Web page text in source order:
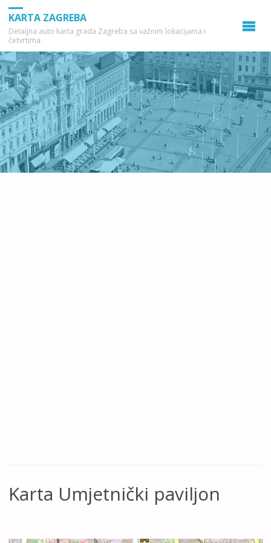
KARTA ZAGREBA
Detaljna auto karta grada Zagreba sa važnim lokacijama i
četvrtima.
Karta Umjetnički paviljon